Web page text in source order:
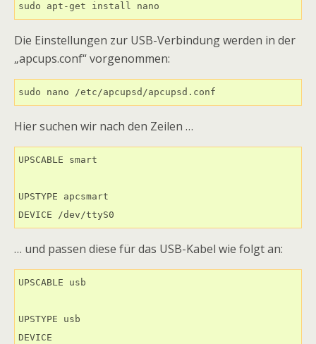
sudo apt-get install nano
Die Einstellungen zur USB-Verbindung werden in der
„apcups.conf“ vorgenommen:
sudo nano /etc/apcupsd/apcupsd.conf
Hier suchen wir nach den Zeilen …
UPSCABLE smart
UPSTYPE apcsmart
DEVICE /dev/ttyS0
… und passen diese für das USB-Kabel wie folgt an:
UPSCABLE usb
UPSTYPE usb
DEVICE